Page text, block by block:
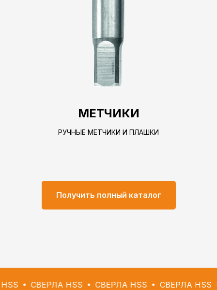
МЕТЧИКИ
РУЧНЫЕ МЕТЧИКИ И ПЛАШКИ
Получить полный каталог
HSS СВЕРЛА HSS СВЕРЛА HSS